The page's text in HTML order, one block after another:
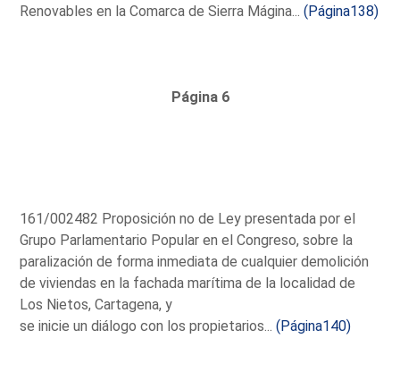
Renovables en la Comarca de Sierra Mágina...(Página138)
Página 6
161/002482 Proposición no de Ley presentada por el
Grupo Parlamentario Popular en el Congreso, sobre la
paralización de forma inmediata de cualquier demolición
de viviendas en la fachada marítima de la localidad de
Los Nietos, Cartagena, y
se inicie un diálogo con los propietarios...(Página140)